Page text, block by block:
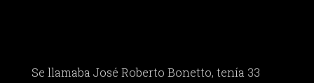
Se llamaba José Roberto Bonetto, tenía 33